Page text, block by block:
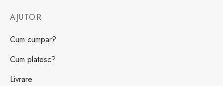
AJUTOR
Cum cumpar?
Cum platesc?
Livrare